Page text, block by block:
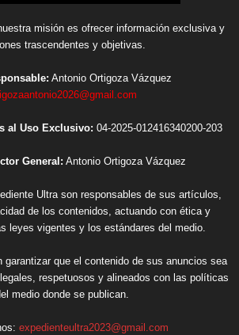
misión es ofrecer información exclusiva y
trascendentes y objetivas.
Antonio Ortigoza Vázquez
al Uso Exclusivo: 04-2025-012416340200-203
General: Antonio Ortigoza Vázquez
Ultra son responsables de sus artículos,
de los contenidos, actuando con ética y
leyes vigentes y los estándares del medio.
garantizar que el contenido de sus anuncios sea
respetuosos y alineados con las políticas
medio donde se publican.
expedienteultra2023@gmail.com